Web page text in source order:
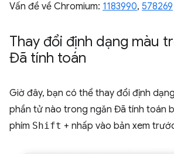
Vấn đề về Chromium: 1183990, ​​ 578269
Thay đổi định dạng màu
Đã tính toán
Giờ đây, bạn có thể thay đổi định
phần tử nào trong ngăn Đã tính toán
phím Shift + nhấp vào bản xem